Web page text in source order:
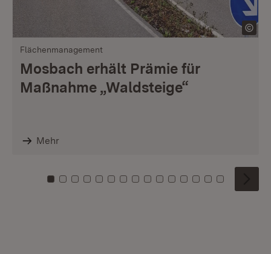
Flächenmanagement
Mosbach erhält Prämie für
Maßnahme „Waldsteige“
Mehr
Zu Kachel: 0
Zu Kachel: 1
Zu Kachel: 2
Zu Kachel: 3
Zu Kachel: 4
Zu Kachel: 5
Zu Kachel: 6
Zu Kachel: 7
Zu Kachel: 8
Zu Kachel: 9
Zu Kachel: 10
Zu Kachel: 11
Zu Kachel: 12
Zu Kachel:
Zu